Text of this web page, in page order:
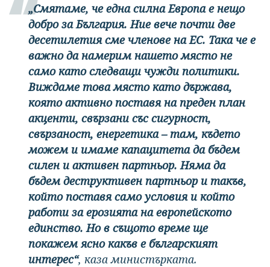
„Смятаме, че една силна Европа е нещо
добро за България. Ние вече почти две
десетилетия сме членове на ЕС. Така че е
важно да намерим нашето място не
само като следващи чужди политики.
Виждаме това място като държава,
която активно поставя на преден план
акценти, свързани със сигурност,
свързаност, енергетика – там, където
можем и имаме капацитета да бъдем
силен и активен партньор. Няма да
бъдем деструктивен партньор и такъв,
който поставя само условия и който
работи за ерозията на европейското
единство. Но в същото време ще
покажем ясно какъв е българският
интерес“, каза министърката.